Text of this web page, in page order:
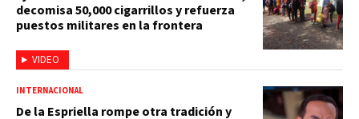
VIDEO
decomisa 50,000 cigarrillos y refuerza
puestos militares en la frontera
INTERNACIONAL
De la Espriella rompe otra tradición y